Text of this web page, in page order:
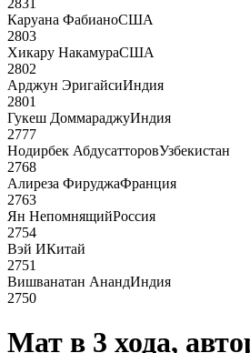
2831
Каруана ФабианоСША
2803
Хикару НакамураСША
2802
Арджун ЭригайсиИндия
2801
Гукеш ДоммараджуИндия
2777
Нодирбек АбдусатторовУзбекистан
2768
Алиреза ФируджаФранция
2763
Ян НепомнящийРоссия
2754
Вэй ИКитай
2751
Вишванатан АнандИндия
2750
Мат в 3 хода,